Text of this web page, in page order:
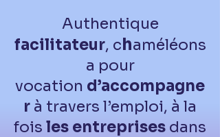
Authentique
facilitateur, chaméléons
a pour
vocation d’accompagne
r à travers l’emploi, à la
fois les entreprises dans